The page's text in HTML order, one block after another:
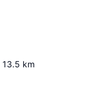
13.5 km